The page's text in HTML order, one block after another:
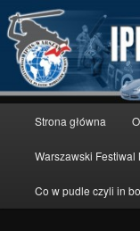
Przeskocz
do
tekstu
IPMS
modelarstwo
Strona główna
Warszawski Festiwal
Co w pudle czyli in